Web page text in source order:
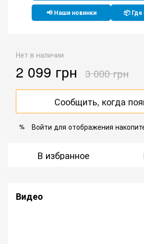
📢 Наши новинки 📦 Где
Нет в наличии
2 099 грн 3 000 грн
Сообщить, когда
% Войти для отображения
В избранное
Видео